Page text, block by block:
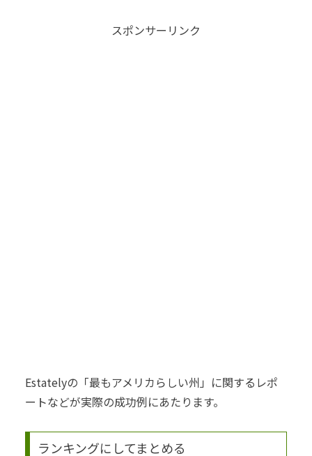
スポンサーリンク
Estatelyの「最もアメリカらしい州」に関するレポ
ートなどが実際の成功例にあたります。
ランキングにしてまとめる